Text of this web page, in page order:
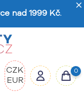
nad 1999 Kč.
CZK
EUR
0